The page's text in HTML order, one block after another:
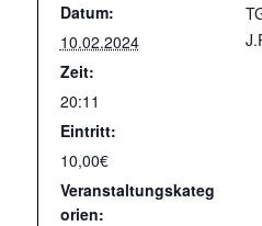
Datum:
10.02.2024
Zeit:
20:11
Eintritt:
10,00€
Veranstaltungskateg
orien: